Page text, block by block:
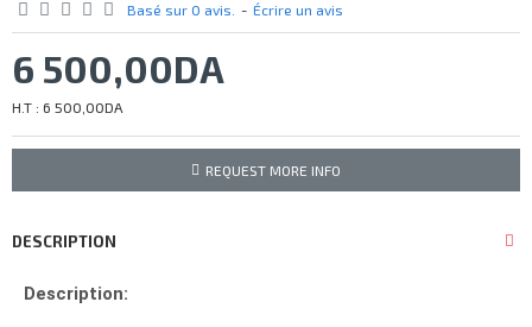
Basé sur 0 avis. - Écrire un avis
6 500,00DA
H.T : 6 500,00DA
REQUEST MORE INFO
DESCRIPTION
Description: